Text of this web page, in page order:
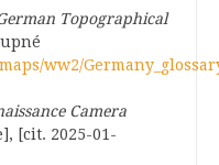
Topographical
ww2/
Camera
[cit. 2025-01-